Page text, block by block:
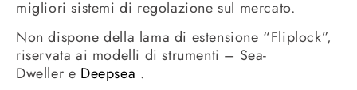
migliori sistemi di regolazione sul mercato.
Non dispone della lama di estensione “Fliplock”,
riservata ai modelli di strumenti – Sea-
Dweller e Deepsea .